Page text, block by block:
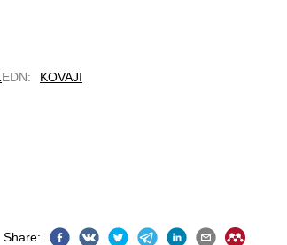
EDN: KOVAJI
Share: